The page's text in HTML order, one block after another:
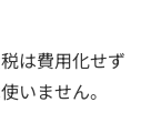
は費用化せず
いません。